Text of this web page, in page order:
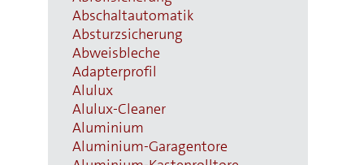
Abschaltautomatik
Absturzsicherung
Abweisbleche
Adapterprofil
Alulux
Alulux-Cleaner
Aluminium
Aluminium-Garagentore